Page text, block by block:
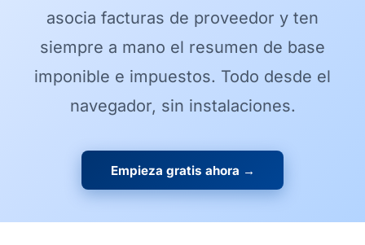
asocia facturas de proveedor y ten
siempre a mano el resumen de base
imponible e impuestos. Todo desde el
navegador, sin instalaciones.
Empieza gratis ahora →